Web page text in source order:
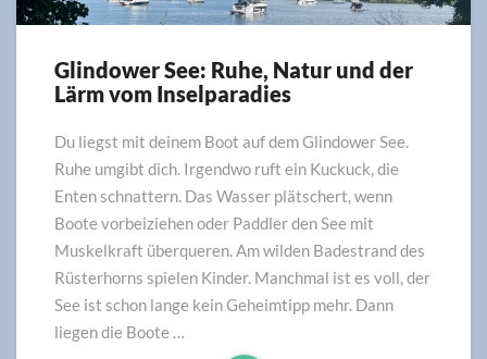
Glindower
See:
Natur
und
der
vom
Inselparadies
Glindower See: Ruhe, Natur und der
Lärm vom Inselparadies
Du liegst mit deinem Boot auf dem Glindower See.
Ruhe umgibt dich. Irgendwo ruft ein Kuckuck, die
Enten schnattern. Das Wasser plätschert, wenn
Boote vorbeiziehen oder Paddler den See mit
Muskelkraft überqueren. Am wilden Badestrand des
Rüsterhorns spielen Kinder. Manchmal ist es voll, der
See ist schon lange kein Geheimtipp mehr. Dann
liegen die Boote …